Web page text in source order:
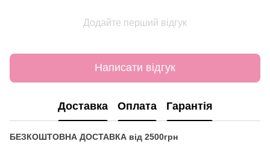
Додайте перший відгук
Написати відгук
Доставка Оплата Гарантія
БЕЗКОШТОВНА ДОСТАВКА від 2500грн